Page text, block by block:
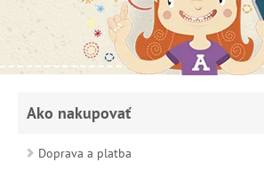
Ako nakupovať
Doprava a platba